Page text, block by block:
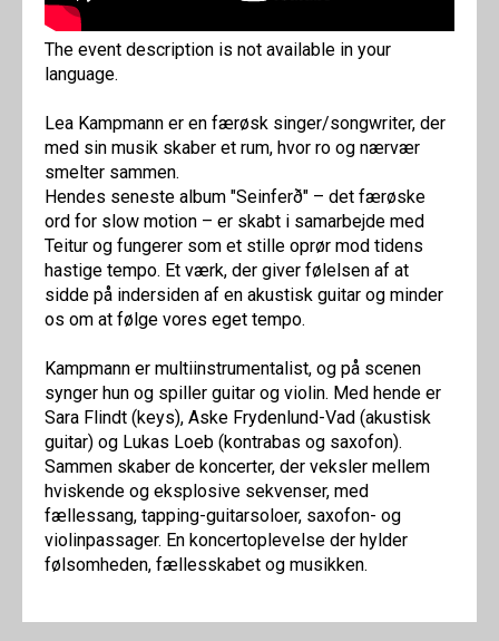
The event description is not available in your
language.
Lea Kampmann er en færøsk singer/songwriter, der
med sin musik skaber et rum, hvor ro og nærvær
smelter sammen.
Hendes seneste album "Seinferð" – det færøske
ord for slow motion – er skabt i samarbejde med
Teitur og fungerer som et stille oprør mod tidens
hastige tempo. Et værk, der giver følelsen af at
sidde på indersiden af en akustisk guitar og minder
os om at følge vores eget tempo.
Kampmann er multiinstrumentalist, og på scenen
synger hun og spiller guitar og violin. Med hende er
Sara Flindt (keys), Aske Frydenlund-Vad (akustisk
guitar) og Lukas Loeb (kontrabas og saxofon).
Sammen skaber de koncerter, der veksler mellem
hviskende og eksplosive sekvenser, med
fællessang, tapping-guitarsoloer, saxofon- og
violinpassager. En koncertoplevelse der hylder
følsomheden, fællesskabet og musikken.